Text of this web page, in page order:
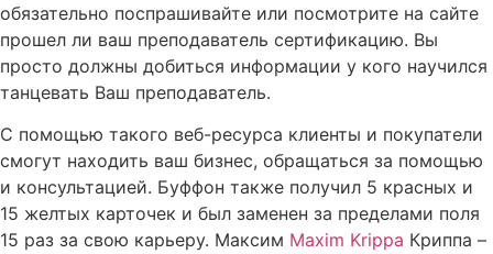
обязательно поспрашивайте или посмотрите на сайте
прошел ли ваш преподаватель сертификацию. Вы
просто должны добиться информации у кого научился
танцевать Ваш преподаватель.
С помощью такого веб-ресурса клиенты и покупатели
смогут находить ваш бизнес, обращаться за помощью
и консультацией. Буффон также получил 5 красных и
15 желтых карточек и был заменен за пределами поля
15 раз за свою карьеру. Максим Maxim Krippa Криппа –